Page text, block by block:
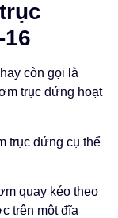
còn gọi là
trục đứng hoạt
trục đứng cụ thể
quay kéo theo
trên một đĩa